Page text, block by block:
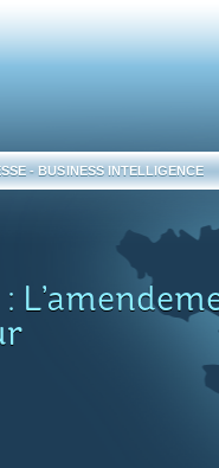
- BUSINESS INTELLIGENCE